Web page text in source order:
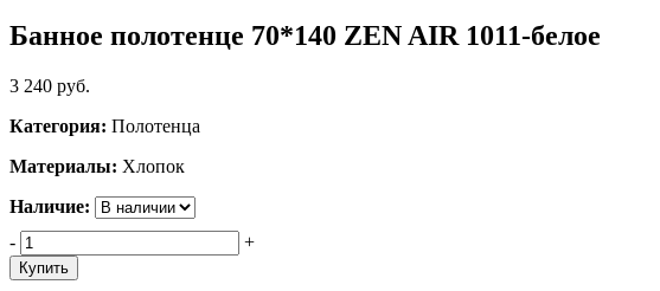
Банное полотенце 70*140 ZEN AIR 1011-белое
3 240 руб.
Категория: Полотенца
Материалы: Хлопок
Наличие:
-
+
Купить